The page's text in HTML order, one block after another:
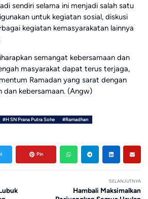
sendiri selama ini menjadi salah satu
untuk kegiatan sosial, diskusi
kegiatan kemasyarakatan lainnya
semangat kebersamaan dan
masyarakat dapat terus terjaga,
Ramadan yang sarat dengan
dan kebersamaan. (Angw)
#H SN Prana Putra Sohe
#Ramadhan
Pin
SELANJUTNYA
Hambali Maksimalkan